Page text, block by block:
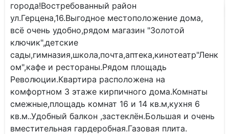
города!Востребованный район
ул.Герцена,16.Выгодное местоположение дома,
всё очень удобно,рядом магазин "Золотой
ключик",детские
сады,гимназия,школа,почта,аптека,кинотеатр"Ленк
ом",кафе и рестораны.Рядом площадь
Революции.Квартира расположена на
комфортном 3 этаже кирпичного дома.Комнаты
смежные,площадь комнат 16 и 14 кв.м,кухня 6
кв.м..Удобный балкон ,застеклён.Большая и очень
вместительная гардеробная.Газовая плита.